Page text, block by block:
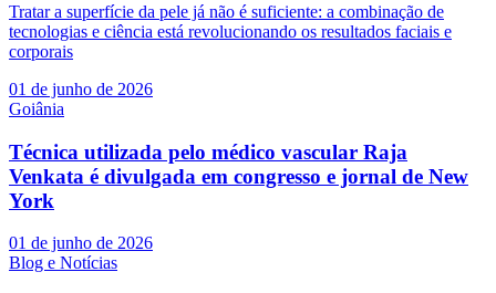
Tratar a superfície da pele já não é suficiente: a combinação de
tecnologias e ciência está revolucionando os resultados faciais e
corporais
01 de junho de 2026
Goiânia
Técnica utilizada pelo médico vascular Raja
Venkata é divulgada em congresso e jornal de New
York
01 de junho de 2026
Blog e Notícias